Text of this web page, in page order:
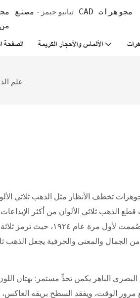
تيانيو جيمز -
الصفحة الألماس والأحجار الكريمة
علم
تخطف الأنظار مثل الذهب ثلاثي
الذهب ثلاثي الألوان من أكثر
كارتييه ترينيتي، التي
من الجمال والمعنى والحرفية يجعل الذهب
الباهر يكمن تحدٍّ مستمر: بهتان اللون.
مع مرور الوقت، ويفقد السطح بريقه